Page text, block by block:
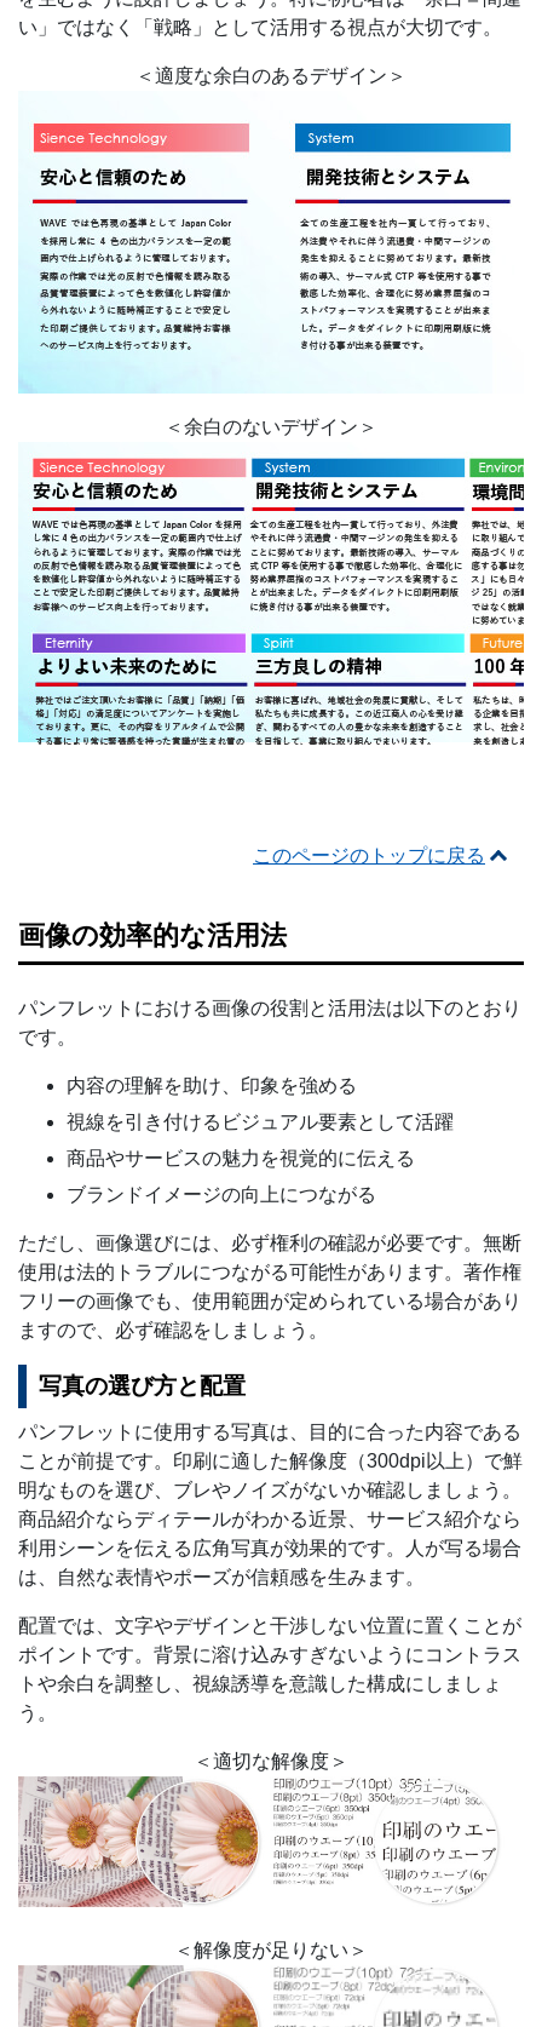
い」ではなく「戦略」として活用する視点が大切です。
＜適度な余白のあるデザイン＞
＜余白のないデザイン＞
このページのトップに戻る
画像の効率的な活用法
パンフレットにおける画像の役割と活用法は以下のとおり
です。
内容の理解を助け、印象を強める
視線を引き付けるビジュアル要素として活躍
商品やサービスの魅力を視覚的に伝える
ブランドイメージの向上につながる
ただし、画像選びには、必ず権利の確認が必要です。無断
使用は法的トラブルにつながる可能性があります。著作権
フリーの画像でも、使用範囲が定められている場合があり
ますので、必ず確認をしましょう。
写真の選び方と配置
パンフレットに使用する写真は、目的に合った内容である
ことが前提です。印刷に適した解像度（300dpi以上）で鮮
明なものを選び、ブレやノイズがないか確認しましょう。
商品紹介ならディテールがわかる近景、サービス紹介なら
利用シーンを伝える広角写真が効果的です。人が写る場合
は、自然な表情やポーズが信頼感を生みます。
配置では、文字やデザインと干渉しない位置に置くことが
ポイントです。背景に溶け込みすぎないようにコントラス
トや余白を調整し、視線誘導を意識した構成にしましょ
う。
＜適切な解像度＞
＜解像度が足りない＞